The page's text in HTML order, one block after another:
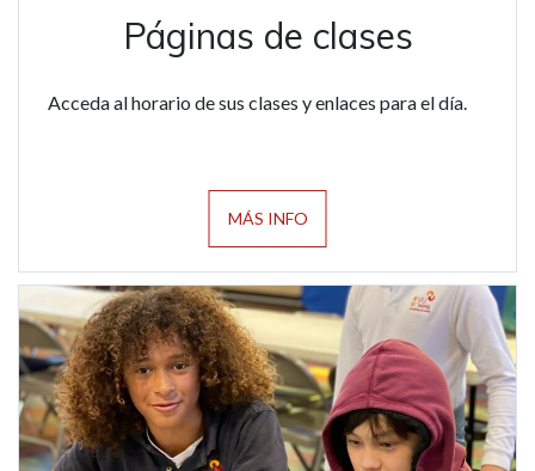
Páginas de clases
Acceda al horario de sus clases y enlaces para el día.
MÁS INFO